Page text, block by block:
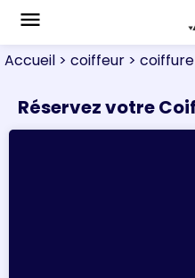
menu
Accueil > coiffeur >
Réservez votre